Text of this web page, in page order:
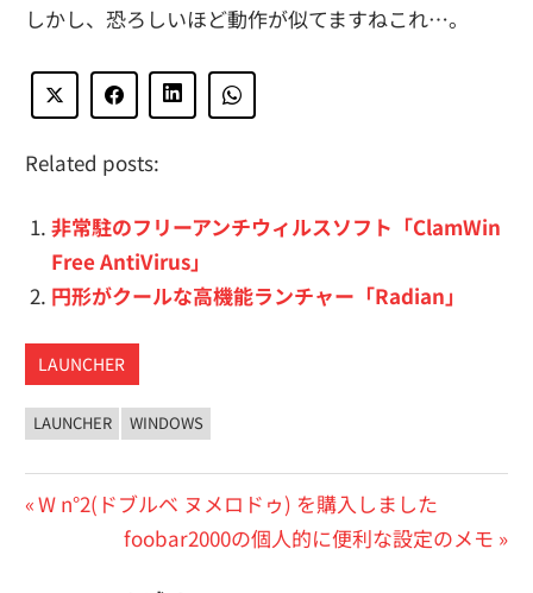
しかし、恐ろしいほど動作が似てますねこれ…。
Related posts:
非常駐のフリーアンチウィルスソフト「ClamWin
Free AntiVirus」
円形がクールな高機能ランチャー「Radian」
LAUNCHER
LAUNCHER WINDOWS
投
前
W n°2(ドブルベ ヌメロドゥ) を購入しました
次
foobar2000の個人的に便利な設定のメモ